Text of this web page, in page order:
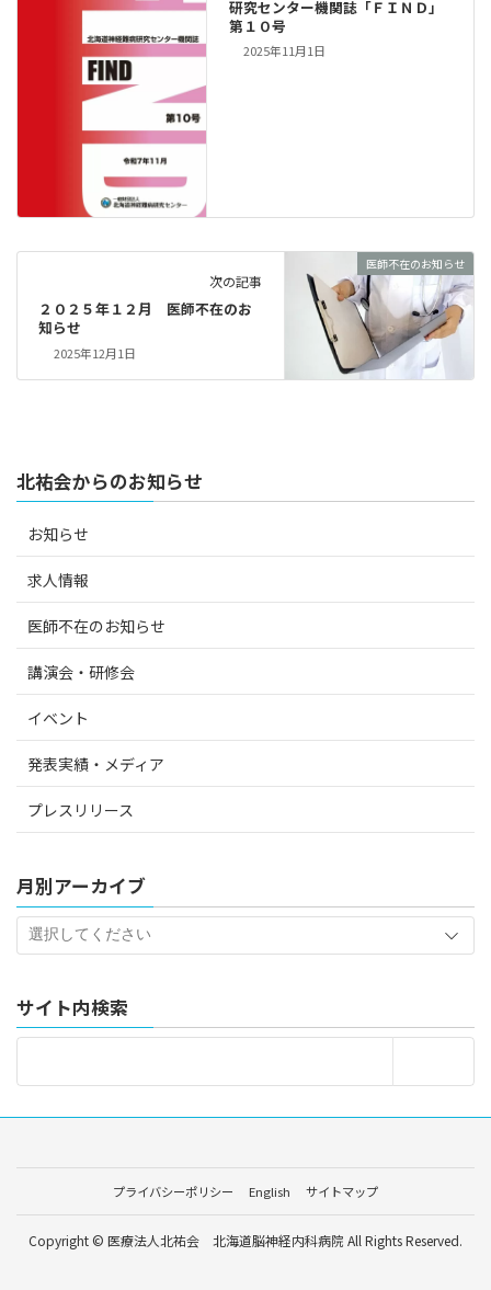
研究センター機関誌「ＦＩＮＤ」
第１０号
2025年11月1日
医師不在のお知らせ
次の記事
２０２５年１２月 医師不在のお
知らせ
2025年12月1日
北祐会からのお知らせ
お知らせ
求人情報
医師不在のお知らせ
講演会・研修会
イベント
発表実績・メディア
プレスリリース
月別アーカイブ
サイト内検索
プライバシーポリシー English サイトマップ
Copyright © 医療法人北祐会 北海道脳神経内科病院 All Rights Reserved.